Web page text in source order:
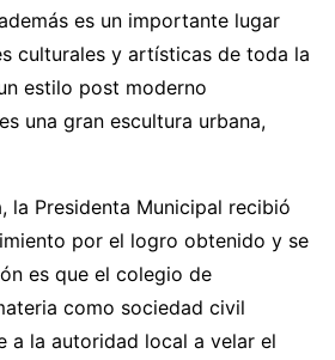
es un importante lugar
culturales y artísticas de toda la
estilo post moderno
una gran escultura urbana,
la Presidenta Municipal recibió
por el logro obtenido y se
es que el colegio de
como sociedad civil
a la autoridad local a velar el